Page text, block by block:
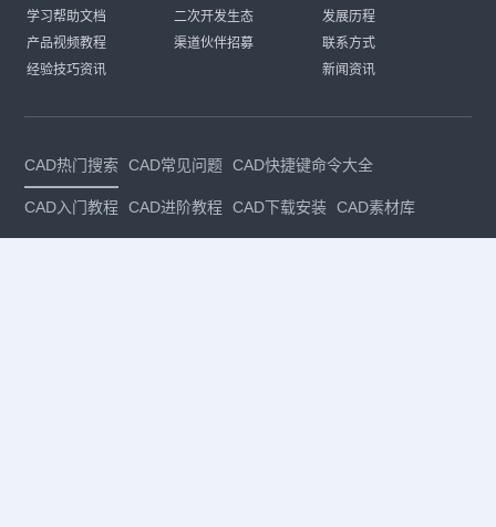
学习帮助文档
产品视频教程
经验技巧资讯
二次开发生态
渠道伙伴招募
发展历程
联系方式
新闻资讯
CAD热门搜索 CAD常见问题 CAD快捷键命令大全
CAD入门教程 CAD进阶教程 CAD下载安装 CAD素材库